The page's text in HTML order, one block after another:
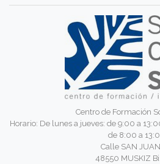
Centro de Formación
Horario: De lunes a jueves: de 9:00 a
de 8:00 a
Calle SAN
48550 MUSKIZ